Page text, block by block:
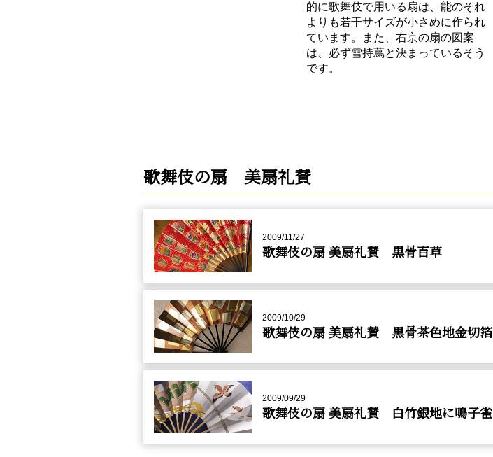
的に歌舞伎で用いる扇は、能のそれ
よりも若干サイズが小さめに作られ
ています。また、右京の扇の図案
は、必ず雪持蔦と決まっているそう
です。
歌舞伎の扇 美扇礼賛
2009/11/27
歌舞伎の扇 美扇礼賛 黒骨百草
2009/10/29
歌舞伎の扇 美扇礼賛 黒骨茶色地金切箔
2009/09/29
歌舞伎の扇 美扇礼賛 白竹銀地に鳴子雀